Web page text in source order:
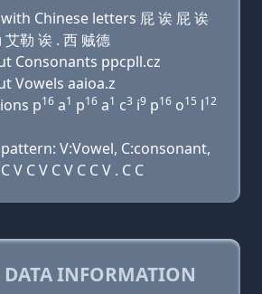
Chinese letters 屁 诶 屁 诶
勒 诶 . 西 贼德
Consonants ppcpll.cz
Vowels aaioa.z
p16 a1 p16 a1 c3 i9 p16 o15 l12
V:Vowel, C:consonant,
V C V C V C C V . C C
DATA INFORMATION